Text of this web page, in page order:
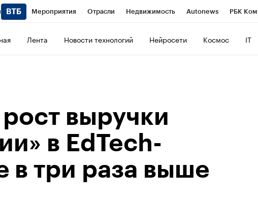
Мероприятия Отрасли Недвижимость Autonews РБК
Лента Новости технологий Нейросети Космос IT
рост выручки
в EdTech-
в три раза выше